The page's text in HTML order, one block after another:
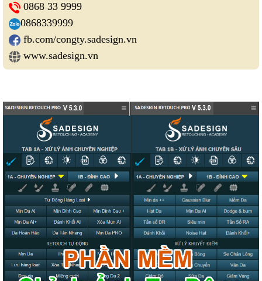
0868 33 9999
0868339999
fb.com/congty.sadesign.vn
www.sadesign.vn